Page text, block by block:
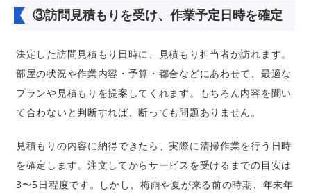
③訪問見積もりを受け、作業予定日時を確定
決定した訪問見積もり日時に、見積もり担当者が訪れます。
部屋の状況や作業内容・予算・都合などにあわせて、最適な
プランや見積もりを提案してくれます。もちろん内容を聞い
て合わないと判断すれば、断っても問題ありません。
見積もりの内容に納得できたら、実際に清掃作業を行う日時
を確定します。注文してからサービスを受けるまでの目安は
3〜5日程度です。しかし、梅雨や夏が来る前の時期、年末年